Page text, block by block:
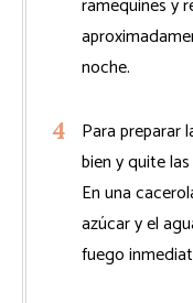
ramequines y
noche.
Para preparar
bien y quite
En una
azúcar y el
fuego